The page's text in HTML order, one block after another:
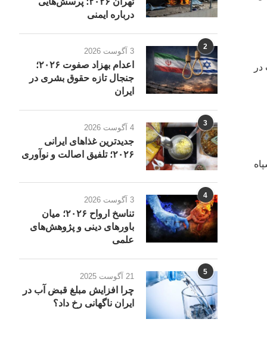
درباره ایمنی
2 3 آگوست 2026
اعدام بهزاد صفوت ۲۰۲۶؛
جنجال تازه حقوق بشری در
ایران
3 4 آگوست 2026
جدیدترین غذاهای ایرانی
۲۰۲۶؛ تلفیق اصالت و نوآوری
4 3 آگوست 2026
تناسخ ارواح ۲۰۲۶؛ میان
باورهای دینی و پژوهش‌های
علمی
5 21 آگوست 2025
چرا افزایش مبلغ قبض آب در
ایران ناگهانی رخ داد؟